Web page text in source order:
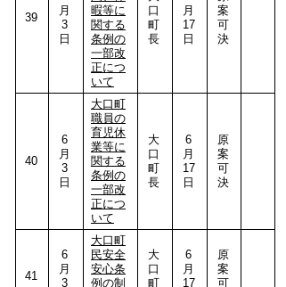
39
月
3
日
暇等に
関する
条例の
一部改
正につ
いて
口
町
長
月
17
日
案
可
決
40
6
月
3
日
大口町
職員の
育児休
業等に
関する
条例の
一部改
正につ
いて
大
口
町
長
6
月
17
日
原
案
可
決
41
6
月
3
大口町
民安全
安心条
例の制
大
口
町
6
月
17
原
案
可